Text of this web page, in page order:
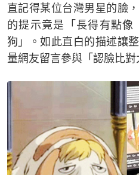
直記得某位台灣男星的臉
的提示竟是「長得有點像
狗」。如此直白的描述讓
量網友留言參與「認臉比對